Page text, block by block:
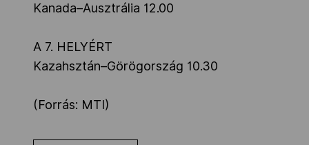
Kanada–Ausztrália 12.00
A 7. HELYÉRT
Kazahsztán–Görögország 10.30
(Forrás: MTI)